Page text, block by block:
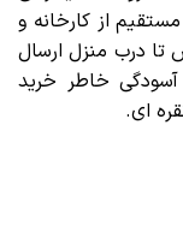
از کارخانه و
تا درب منزل ارسال
آسودگی خاطر خرید
ای.